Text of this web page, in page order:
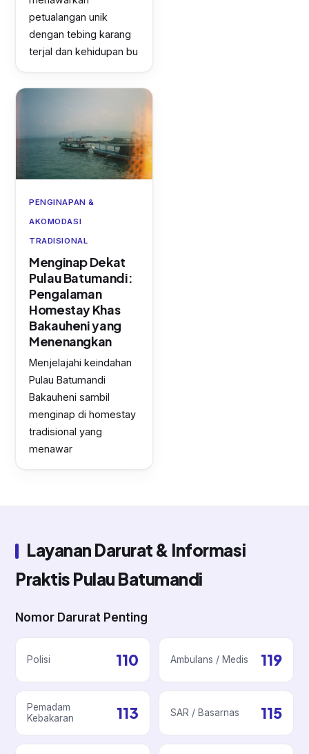
petualangan unik
dengan tebing karang
terjal dan kehidupan bu
PENGINAPAN &
AKOMODASI
TRADISIONAL
Menginap Dekat
Pulau Batumandi:
Pengalaman
Homestay Khas
Bakauheni yang
Menenangkan
Menjelajahi keindahan
Pulau Batumandi
Bakauheni sambil
menginap di homestay
tradisional yang
menawar
Layanan Darurat & Informasi
Praktis Pulau Batumandi
Nomor Darurat Penting
Polisi 110 Ambulans / Medis 119
Pemadam
Kebakaran
113 SAR / Basarnas 115